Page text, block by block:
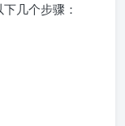
几个步骤：